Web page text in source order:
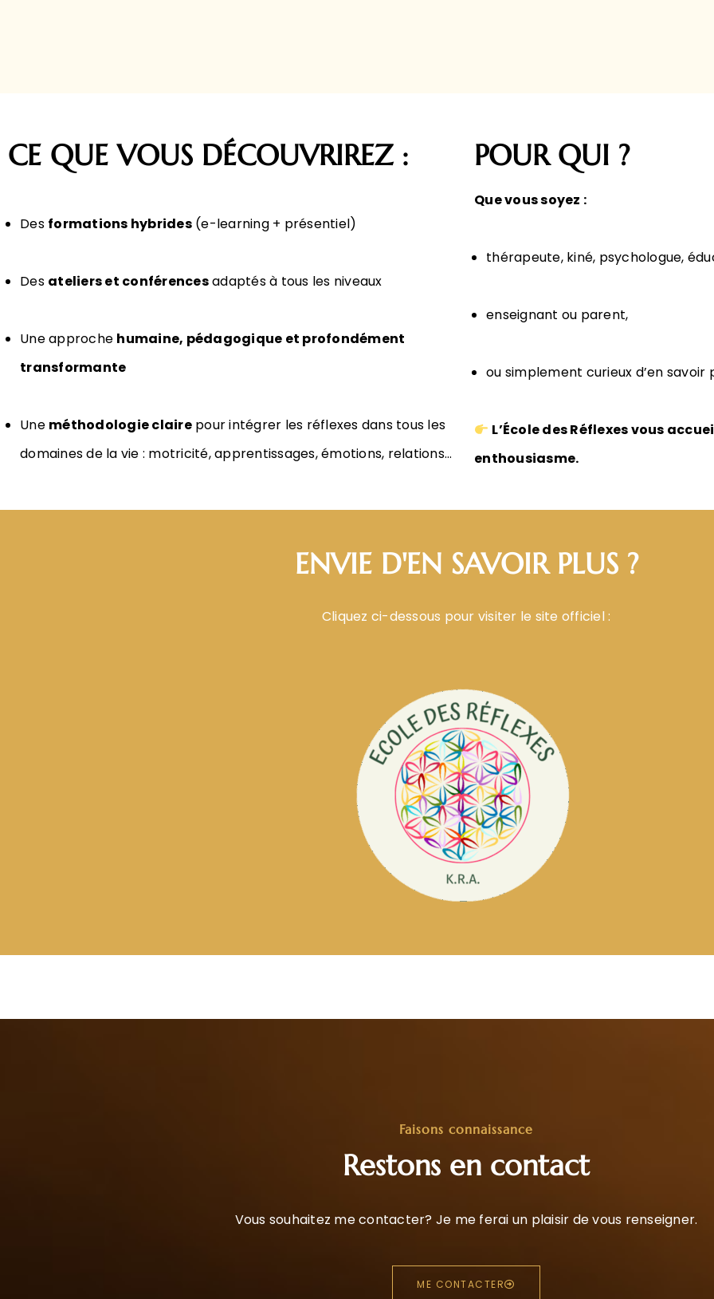
CE QUE VOUS DÉCOUVRIREZ :
Des formations hybrides(e-learning + présentiel)
Des ateliers et conférencesadaptés à tous les niveaux
Une approche humaine, pédagogique et profondément
transformante
Une méthodologie clairepour intégrer les réflexes dans tous les
domaines de la vie : motricité, apprentissages, émotions, relations…
POUR QUI ?
Que vous soyez :
thérapeute, kiné, psychologue,
enseignant ou parent,
ou simplement curieux d’en savoir
L’École des Réflexes vous
enthousiasme.
ENVIE D'EN SAVOIR PLUS ?
Cliquez ci-dessous pour visiter le site officiel :
Faisons connaissance
Restons en contact
Vous souhaitez me contacter? Je me ferai un plaisir de vous renseigner.
ME CONTACTER